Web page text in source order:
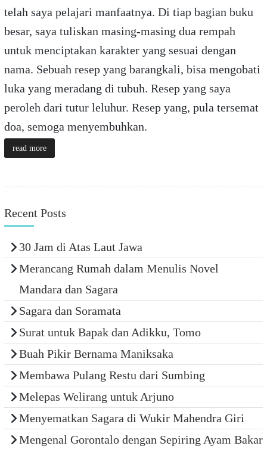
telah saya pelajari manfaatnya. Di tiap bagian buku
besar, saya tuliskan masing-masing dua rempah
untuk menciptakan karakter yang sesuai dengan
nama. Sebuah resep yang barangkali, bisa mengobati
luka yang meradang di tubuh. Resep yang saya
peroleh dari tutur leluhur. Resep yang, pula tersemat
doa, semoga menyembuhkan.
read more
Recent Posts
30 Jam di Atas Laut Jawa
Merancang Rumah dalam Menulis Novel
Mandara dan Sagara
Sagara dan Soramata
Surat untuk Bapak dan Adikku, Tomo
Buah Pikir Bernama Maniksaka
Membawa Pulang Restu dari Sumbing
Melepas Welirang untuk Arjuno
Menyematkan Sagara di Wukir Mahendra Giri
Mengenal Gorontalo dengan Sepiring Ayam Bakar